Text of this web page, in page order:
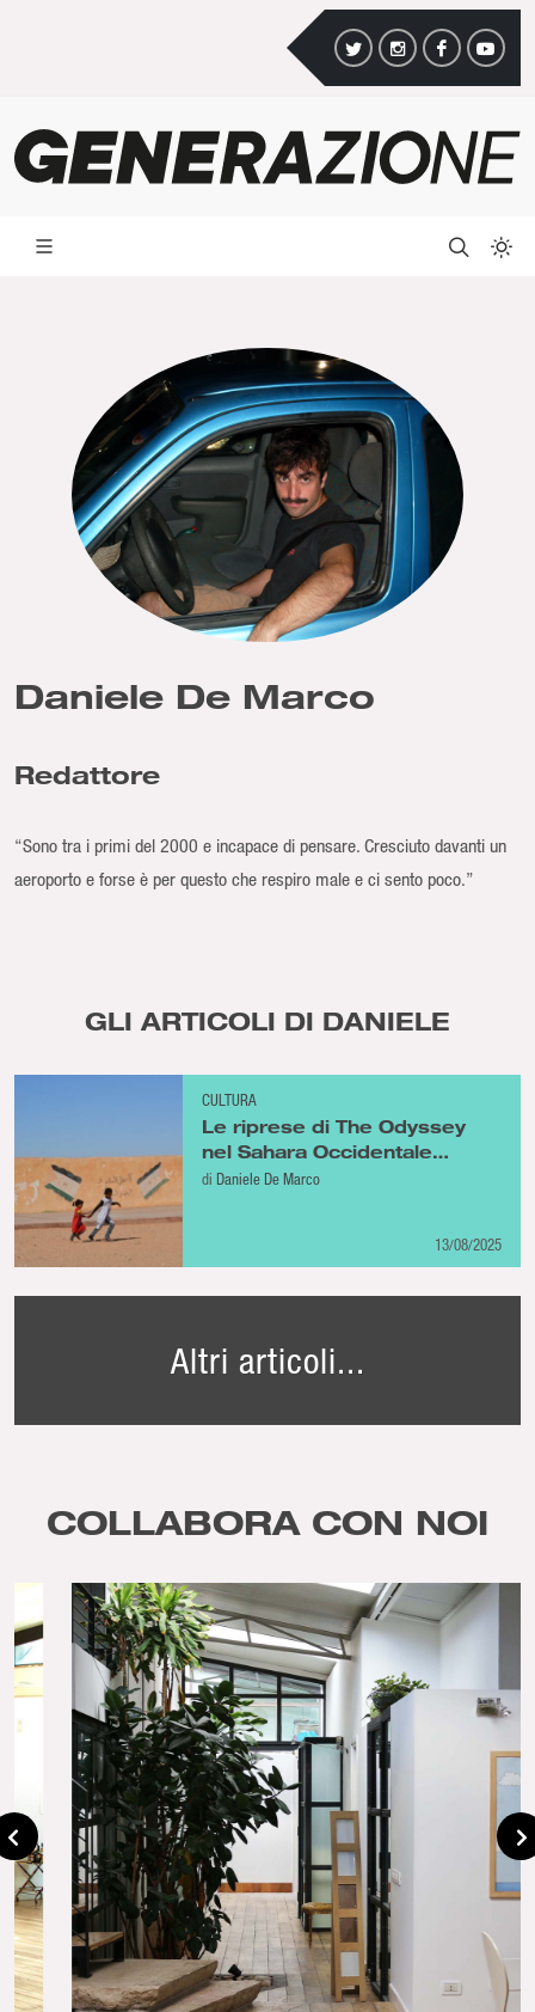
Daniele De Marco
Redattore
“Sono tra i primi del 2000 e incapace di pensare. Cresciuto davanti un
aeroporto e forse è per questo che respiro male e ci sento poco.”
GLI ARTICOLI DI DANIELE
CULTURA
Le riprese di The Odyssey
nel Sahara Occidentale
normalizzano decenni di
di Daniele De Marco
13/08/2025
Altri articoli...
COLLABORA CON NOI